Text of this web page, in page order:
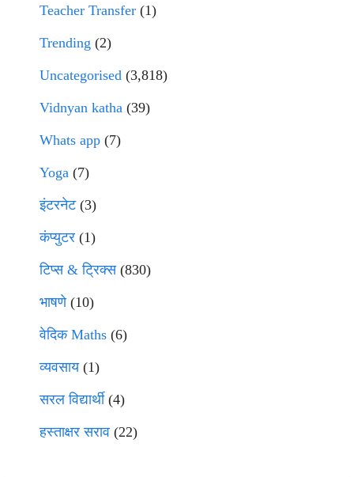
Teacher Transfer (1)
Trending (2)
Uncategorised (3,818)
Vidnyan katha (39)
Whats app (7)
Yoga (7)
इंटरनेट(3)
कंप्युटर (1)
टिप्स & ट्रिक्स(830)
भाषणे(10)
वेदिक Maths (6)
व्यवसाय(1)
सरल विद्यार्थी(4)
हस्ताक्षर सराव (22)